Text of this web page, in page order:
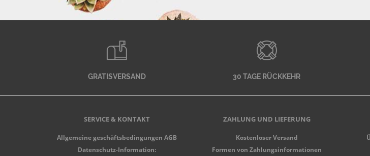
GRATISVERSAND 30 TAGE RÜCKKEHR
SERVICE & KONTAKT
Allgemeine geschäftsbedingungen AGB
Datenschutz-Information:
ZAHLUNG UND LIEFERUNG
Kostenloser Versand
Formen von Zahlungsinformationen